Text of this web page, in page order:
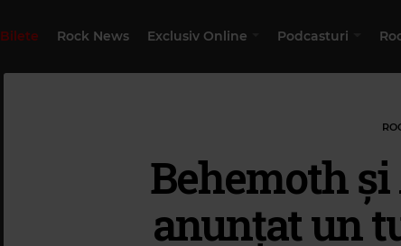
Bilete Rock News Exclusiv Online Podcasturi
Behemoth
anunțat un